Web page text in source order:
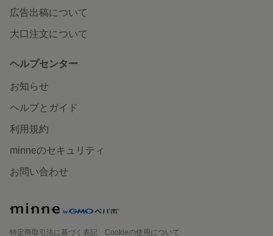
広告出稿について
大口注文について
ヘルプセンター
お知らせ
ヘルプとガイド
利用規約
minneのセキュリティ
お問い合わせ
特定商取引法に基づく表記
Cookieの使用について